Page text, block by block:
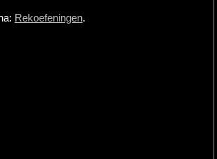
Rekoefeningen.